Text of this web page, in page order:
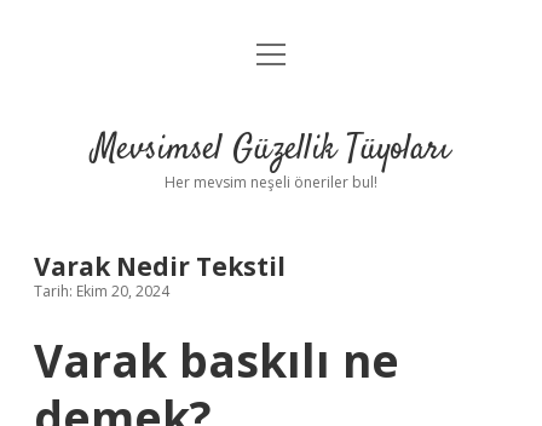
Anasayfa
Yasal Uyarı
menüyü
Mevsimsel Güzellik Tüyoları
Her mevsim neşeli öneriler bul!
Varak Nedir Tekstil
Tarih: Ekim 20, 2024
Varak baskılı ne